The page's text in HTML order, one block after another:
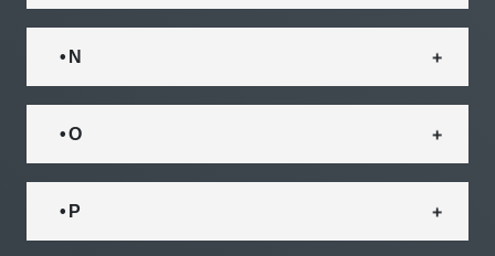
• N
• O
• P